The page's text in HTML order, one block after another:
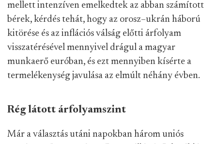
mellett intenzíven emelkedtek az abban számított
bérek, kérdés tehát, hogy az orosz–ukrán háború
kitörése és az inflációs válság előtti árfolyam
visszatérésével mennyivel drágul a magyar
munkaerő euróban, és ezt mennyiben kísérte a
termelékenység javulása az elmúlt néhány évben.
Rég látott árfolyamszint
Már a választás utáni napokban három uniós